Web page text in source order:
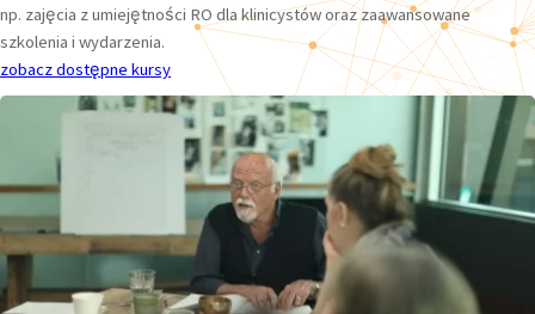
np. zajęcia z umiejętności RO dla klinicystów oraz zaawansowane
szkolenia i wydarzenia.
zobacz dostępne kursy